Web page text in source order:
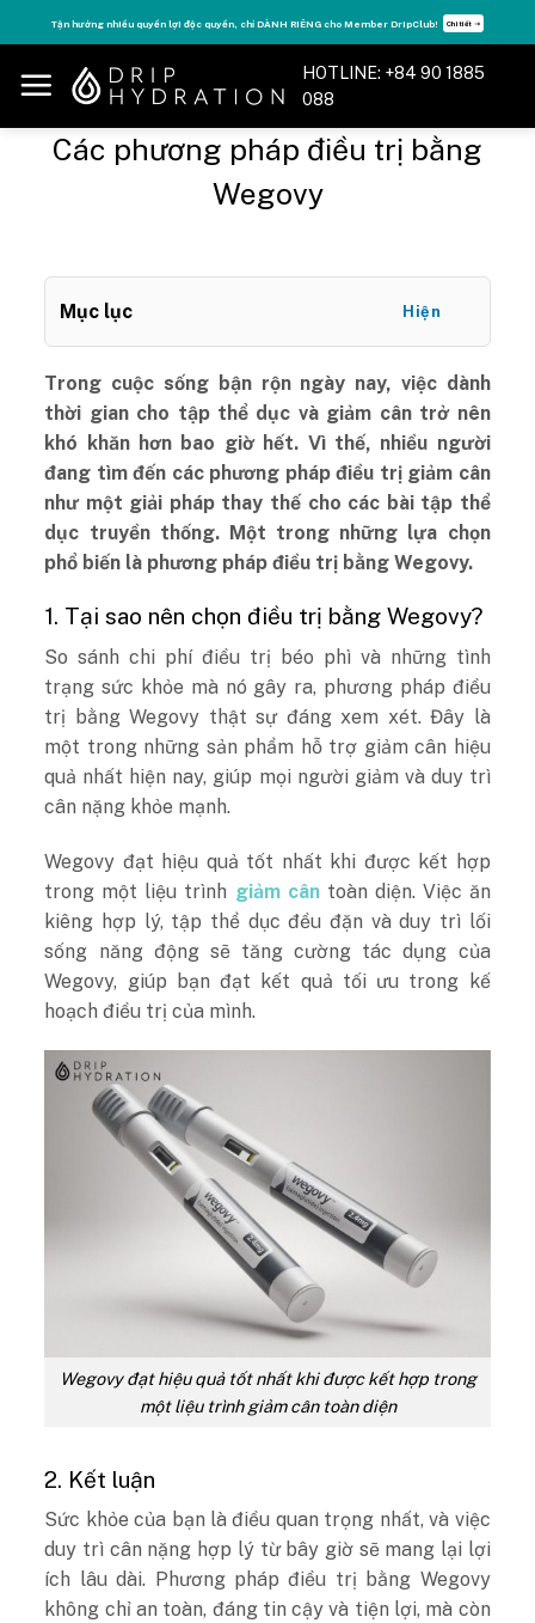
to
content
Tận hưởng nhiều quyền lợi độc quyền, chỉ DÀNH RIÊNG cho Member DripClub! Chi tiết ➝
HOTLINE: +84 90 1885
088
Các phương pháp điều trị bằng
Wegovy
Mục lục Hiện
Trong cuộc sống bận rộn ngày nay, việc dành
thời gian cho tập thể dục và giảm cân trở nên
khó khăn hơn bao giờ hết. Vì thế, nhiều người
đang tìm đến các phương pháp điều trị giảm cân
như một giải pháp thay thế cho các bài tập thể
dục truyền thống. Một trong những lựa chọn
phổ biến là phương pháp điều trị bằng Wegovy.
1. Tại sao nên chọn điều trị bằng Wegovy?
So sánh chi phí điều trị béo phì và những tình
trạng sức khỏe mà nó gây ra, phương pháp điều
trị bằng Wegovy thật sự đáng xem xét. Đây là
một trong những sản phẩm hỗ trợ giảm cân hiệu
quả nhất hiện nay, giúp mọi người giảm và duy trì
cân nặng khỏe mạnh.
Wegovy đạt hiệu quả tốt nhất khi được kết hợp
trong một liệu trình giảm cântoàn diện. Việc ăn
kiêng hợp lý, tập thể dục đều đặn và duy trì lối
sống năng động sẽ tăng cường tác dụng của
Wegovy, giúp bạn đạt kết quả tối ưu trong kế
hoạch điều trị của mình.
Wegovy đạt hiệu quả tốt nhất khi được kết hợp trong
một liệu trình giảm cân toàn diện
2. Kết luận
Sức khỏe của bạn là điều quan trọng nhất, và việc
duy trì cân nặng hợp lý từ bây giờ sẽ mang lại lợi
ích lâu dài. Phương pháp điều trị bằng Wegovy
không chỉ an toàn, đáng tin cậy và tiện lợi, mà còn